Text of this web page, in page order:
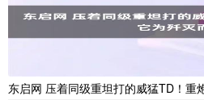
东启网 压着同级重坦打的威猛TD！重